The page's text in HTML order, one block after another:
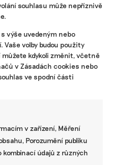
souhlasu může nepříznivě
výše uvedeným nebo
volby budou použity
kdykoli změnit, včetně
v Zásadách cookies nebo
ve spodní části
v zařízení, Měření
Porozumění publiku
údajů z různých
právník Abel. Po střetu s
fond s podporou